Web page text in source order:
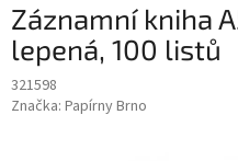
Záznamní kniha
lepená, 100 listů
321598
Značka: Papírny Brno